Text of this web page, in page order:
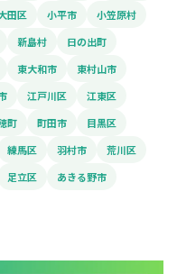
田区 小平市
小笠原村
新島村
日の出町
東大和市
東村山市
江戸川区
江東区
町 町田市
目黒区
練馬区 羽村市
荒川区
足立区
あきる野市